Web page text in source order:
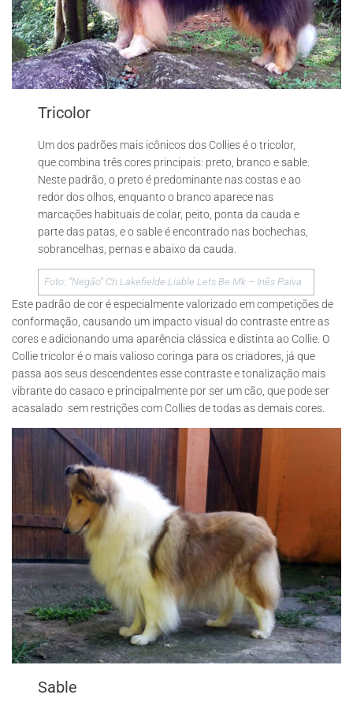
Tricolor
Um dos padrões mais icônicos dos Collies é o tricolor,
que combina três cores principais: preto, branco e sable.
Neste padrão, o preto é predominante nas costas e ao
redor dos olhos, enquanto o branco aparece nas
marcações habituais de colar, peito, ponta da cauda e
parte das patas, e o sable é encontrado nas bochechas,
sobrancelhas, pernas e abaixo da cauda.
Foto: “Negão” Ch.Lakefielde Liable Lets Be Mk – Inês Paiva
Este padrão de cor é especialmente valorizado em competições de
conformação, causando um impacto visual do contraste entre as
cores e adicionando uma aparência clássica e distinta ao Collie. O
Collie tricolor é o mais valioso coringa para os criadores, já que
passa aos seus descendentes esse contraste e tonalização mais
vibrante do casaco e principalmente por ser um cão, que pode ser
acasalado sem restrições com Collies de todas as demais cores.
Sable